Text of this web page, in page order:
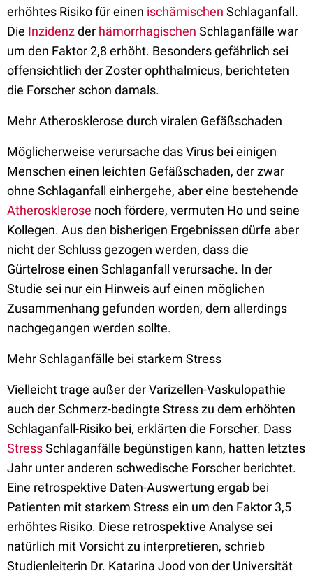
erhöhtes Risiko für einen ischämischen Schlaganfall.
Die Inzidenzder hämorrhagischen Schlaganfälle war
um den Faktor 2,8 erhöht. Besonders gefährlich sei
offensichtlich der Zoster ophthalmicus, berichteten
die Forscher schon damals.
Mehr Atherosklerose durch viralen Gefäßschaden
Möglicherweise verursache das Virus bei einigen
Menschen einen leichten Gefäßschaden, der zwar
ohne Schlaganfall einhergehe, aber eine bestehende
Atherosklerose noch fördere, vermuten Ho und seine
Kollegen. Aus den bisherigen Ergebnissen dürfe aber
nicht der Schluss gezogen werden, dass die
Gürtelrose einen Schlaganfall verursache. In der
Studie sei nur ein Hinweis auf einen möglichen
Zusammenhang gefunden worden, dem allerdings
nachgegangen werden sollte.
Mehr Schlaganfälle bei starkem Stress
Vielleicht trage außer der Varizellen-Vaskulopathie
auch der Schmerz-bedingte Stress zu dem erhöhten
Schlaganfall-Risiko bei, erklärten die Forscher. Dass
StressSchlaganfälle begünstigen kann, hatten letztes
Jahr unter anderen schwedische Forscher berichtet.
Eine retrospektive Daten-Auswertung ergab bei
Patienten mit starkem Stress ein um den Faktor 3,5
erhöhtes Risiko. Diese retrospektive Analyse sei
natürlich mit Vorsicht zu interpretieren, schrieb
Studienleiterin Dr. Katarina Jood von der Universität